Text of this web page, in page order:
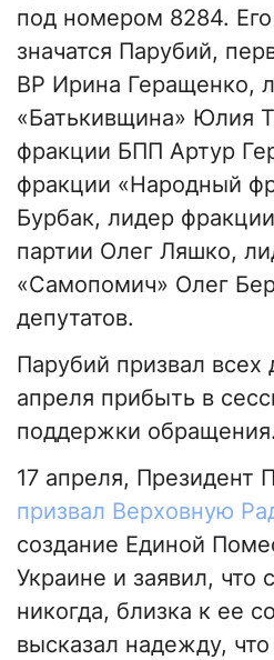
под номером 8284.
значатся Парубий,
ВР Ирина Геращенко,
«Батькивщина» Юлия
фракции БПП Артур
фракции «Народный
Бурбак, лидер
партии Олег Ляшко,
«Самопомич» Олег
депутатов.
Парубий призвал всех
апреля прибыть в
поддержки обращения.
17 апреля, Президент
призвал Верховную
создание Единой
Украине и заявил, что
никогда, близка к ее
высказал надежду,